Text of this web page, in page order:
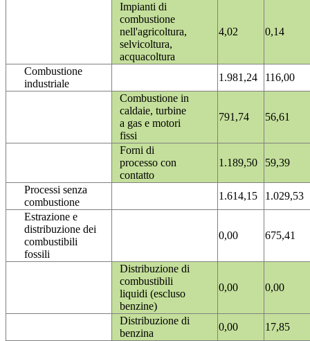
Impianti di
combustione
nell'agricoltura,
selvicoltura,
acquacoltura
4,02 0,14
Combustione
industriale
1.981,24
116,00
Combustione in
caldaie, turbine
a gas e motori
fissi
791,74 56,61
Forni di
processo con
contatto
1.189,50 59,39
Processi senza
combustione
1.614,15
1.029,53
Estrazione e
distribuzione dei
combustibili
fossili
0,00 675,41
Distribuzione di
combustibili
liquidi (escluso
benzine)
0,00 0,00
Distribuzione di
benzina
0,00
17,85